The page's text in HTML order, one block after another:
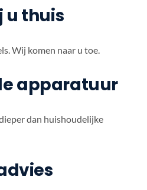
u thuis
Wij komen naar u toe.
apparatuur
dan huishoudelijke